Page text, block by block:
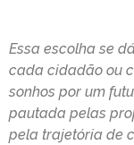
Essa escolha se
cada cidadão ou
sonhos por um
pautada pelas
pela trajetória de